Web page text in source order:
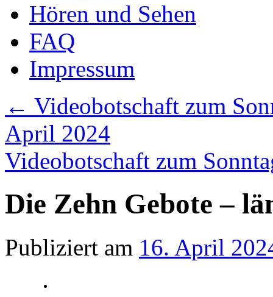
Hören und Sehen
FAQ
Impressum
← Videobotschaft zum
April 2024
Videobotschaft zum
Die Zehn Gebote –
Publiziert am 16. April